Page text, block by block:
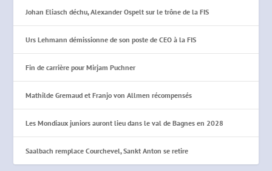
Johan Eliasch déchu, Alexander Ospelt sur le trône de la FIS
Urs Lehmann démissionne de son poste de CEO à la FIS
Fin de carrière pour Mirjam Puchner
Mathilde Gremaud et Franjo von Allmen récompensés
Les Mondiaux juniors auront lieu dans le val de Bagnes en 2028
Saalbach remplace Courchevel, Sankt Anton se retire